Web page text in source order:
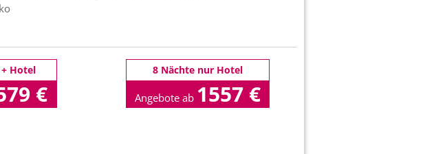
Hotel
€
8 Nächte nur Hotel
Angebote ab 1557 €